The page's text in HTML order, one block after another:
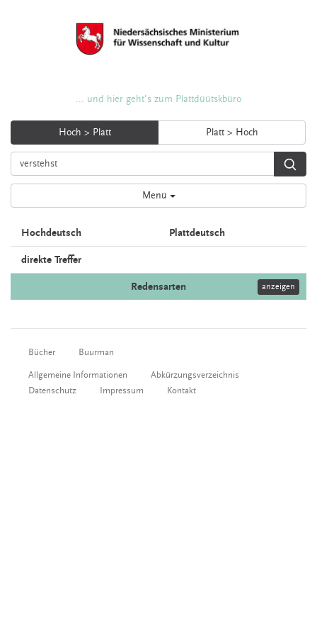
... und hier geht's zum Plattdüütskbüro
Hoch > Platt Platt > Hoch
Menü
Hochdeutsch Plattdeutsch
direkte Treffer
Redensarten anzeigen
Bücher Buurman
Allgemeine Informationen
Abkürzungsverzeichnis
Datenschutz
Impressum Kontakt